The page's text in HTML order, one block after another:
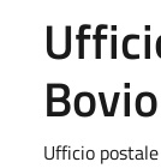
Bovio
Ufficio postale